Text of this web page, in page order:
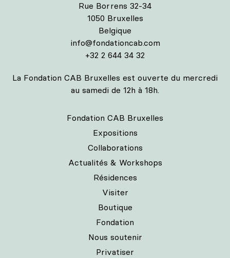
Rue Borrens 32-34
1050 Bruxelles
Belgique
info@fondationcab.com
+32 2 644 34 32
La Fondation CAB Bruxelles est ouverte du mercredi
au samedi de 12h à 18h.
Fondation CAB Bruxelles
Expositions
Collaborations
Actualités & Workshops
Résidences
Visiter
Boutique
Fondation
Nous soutenir
Privatiser